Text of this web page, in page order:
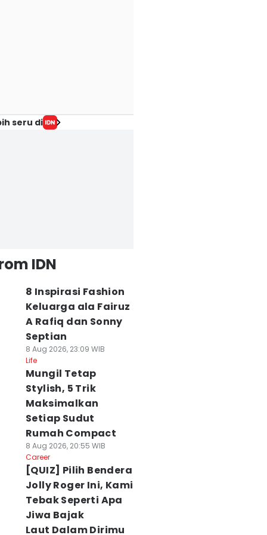
seru di
IDN
8 Inspirasi Fashion
Keluarga ala Fairuz
A Rafiq dan Sonny
Septian
8 Aug 2026, 23:09 WIB
Life
Mungil Tetap
Stylish, 5 Trik
Maksimalkan
Setiap Sudut
Rumah Compact
8 Aug 2026, 20:55 WIB
Career
[QUIZ] Pilih Bendera
Jolly Roger Ini, Kami
Tebak Seperti Apa
Jiwa Bajak
Laut Dalam Dirimu